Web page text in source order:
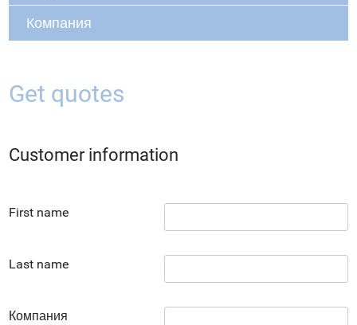
Компания
Get quotes
Customer information
First name
Last name
Компания